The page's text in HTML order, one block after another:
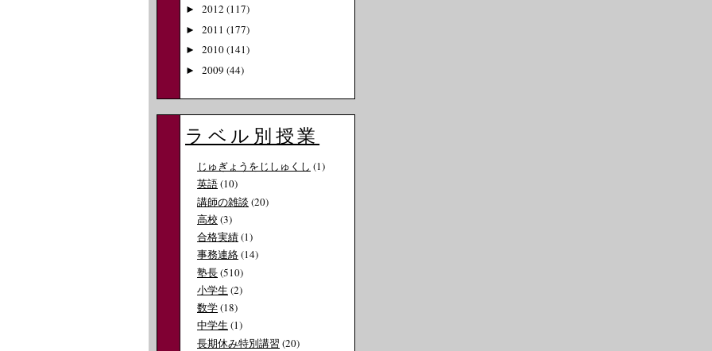
► 2012 (117)
► 2011 (177)
► 2010(141)
► 2009 (44)
ラベル別授業
じゅぎょうをじしゅくし (1)
英語(10)
講師の雑談 (20)
高校 (3)
合格実績(1)
事務連絡(14)
塾長(510)
小学生 (2)
数学(18)
中学生 (1)
長期休み特別講習 (20)